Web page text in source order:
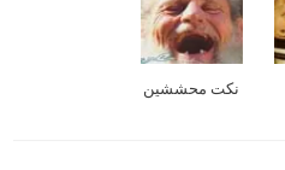
نكت محششين